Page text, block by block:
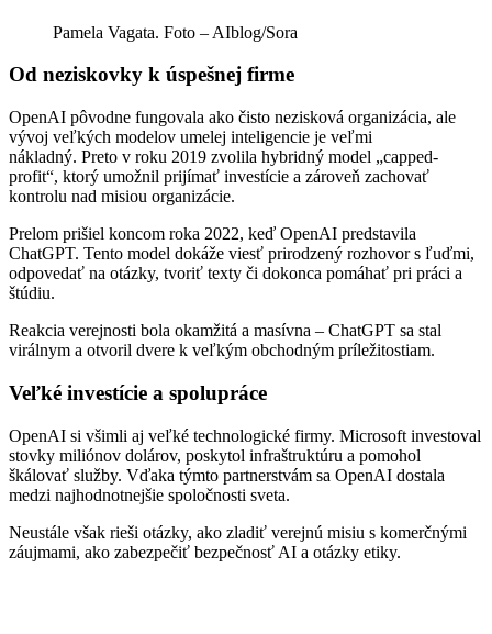
Pamela Vagata. Foto – AIblog/Sora
Od neziskovky k úspešnej firme
OpenAI pôvodne fungovala ako čisto nezisková organizácia, ale
vývoj veľkých modelov umelej inteligencie je veľmi
nákladný. Preto v roku 2019 zvolila hybridný model „capped-
profit“, ktorý umožnil prijímať investície a zároveň zachovať
kontrolu nad misiou organizácie.
Prelom prišiel koncom roka 2022, keď OpenAI predstavila
ChatGPT. Tento model dokáže viesť prirodzený rozhovor s ľuďmi,
odpovedať na otázky, tvoriť texty či dokonca pomáhať pri práci a
štúdiu.
Reakcia verejnosti bola okamžitá a masívna – ChatGPT sa stal
virálnym a otvoril dvere k veľkým obchodným príležitostiam.
Veľké investície a spolupráce
OpenAI si všimli aj veľké technologické firmy. Microsoft investoval
stovky miliónov dolárov, poskytol infraštruktúru a pomohol
škálovať služby. Vďaka týmto partnerstvám sa OpenAI dostala
medzi najhodnotnejšie spoločnosti sveta.
Neustále však rieši otázky, ako zladiť verejnú misiu s komerčnými
záujmami, ako zabezpečiť bezpečnosť AI a otázky etiky.